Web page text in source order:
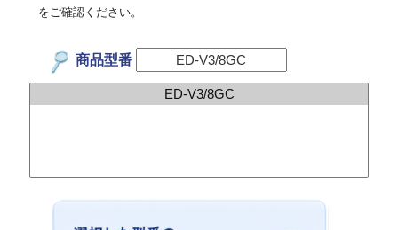
をご確認ください。
商品型番